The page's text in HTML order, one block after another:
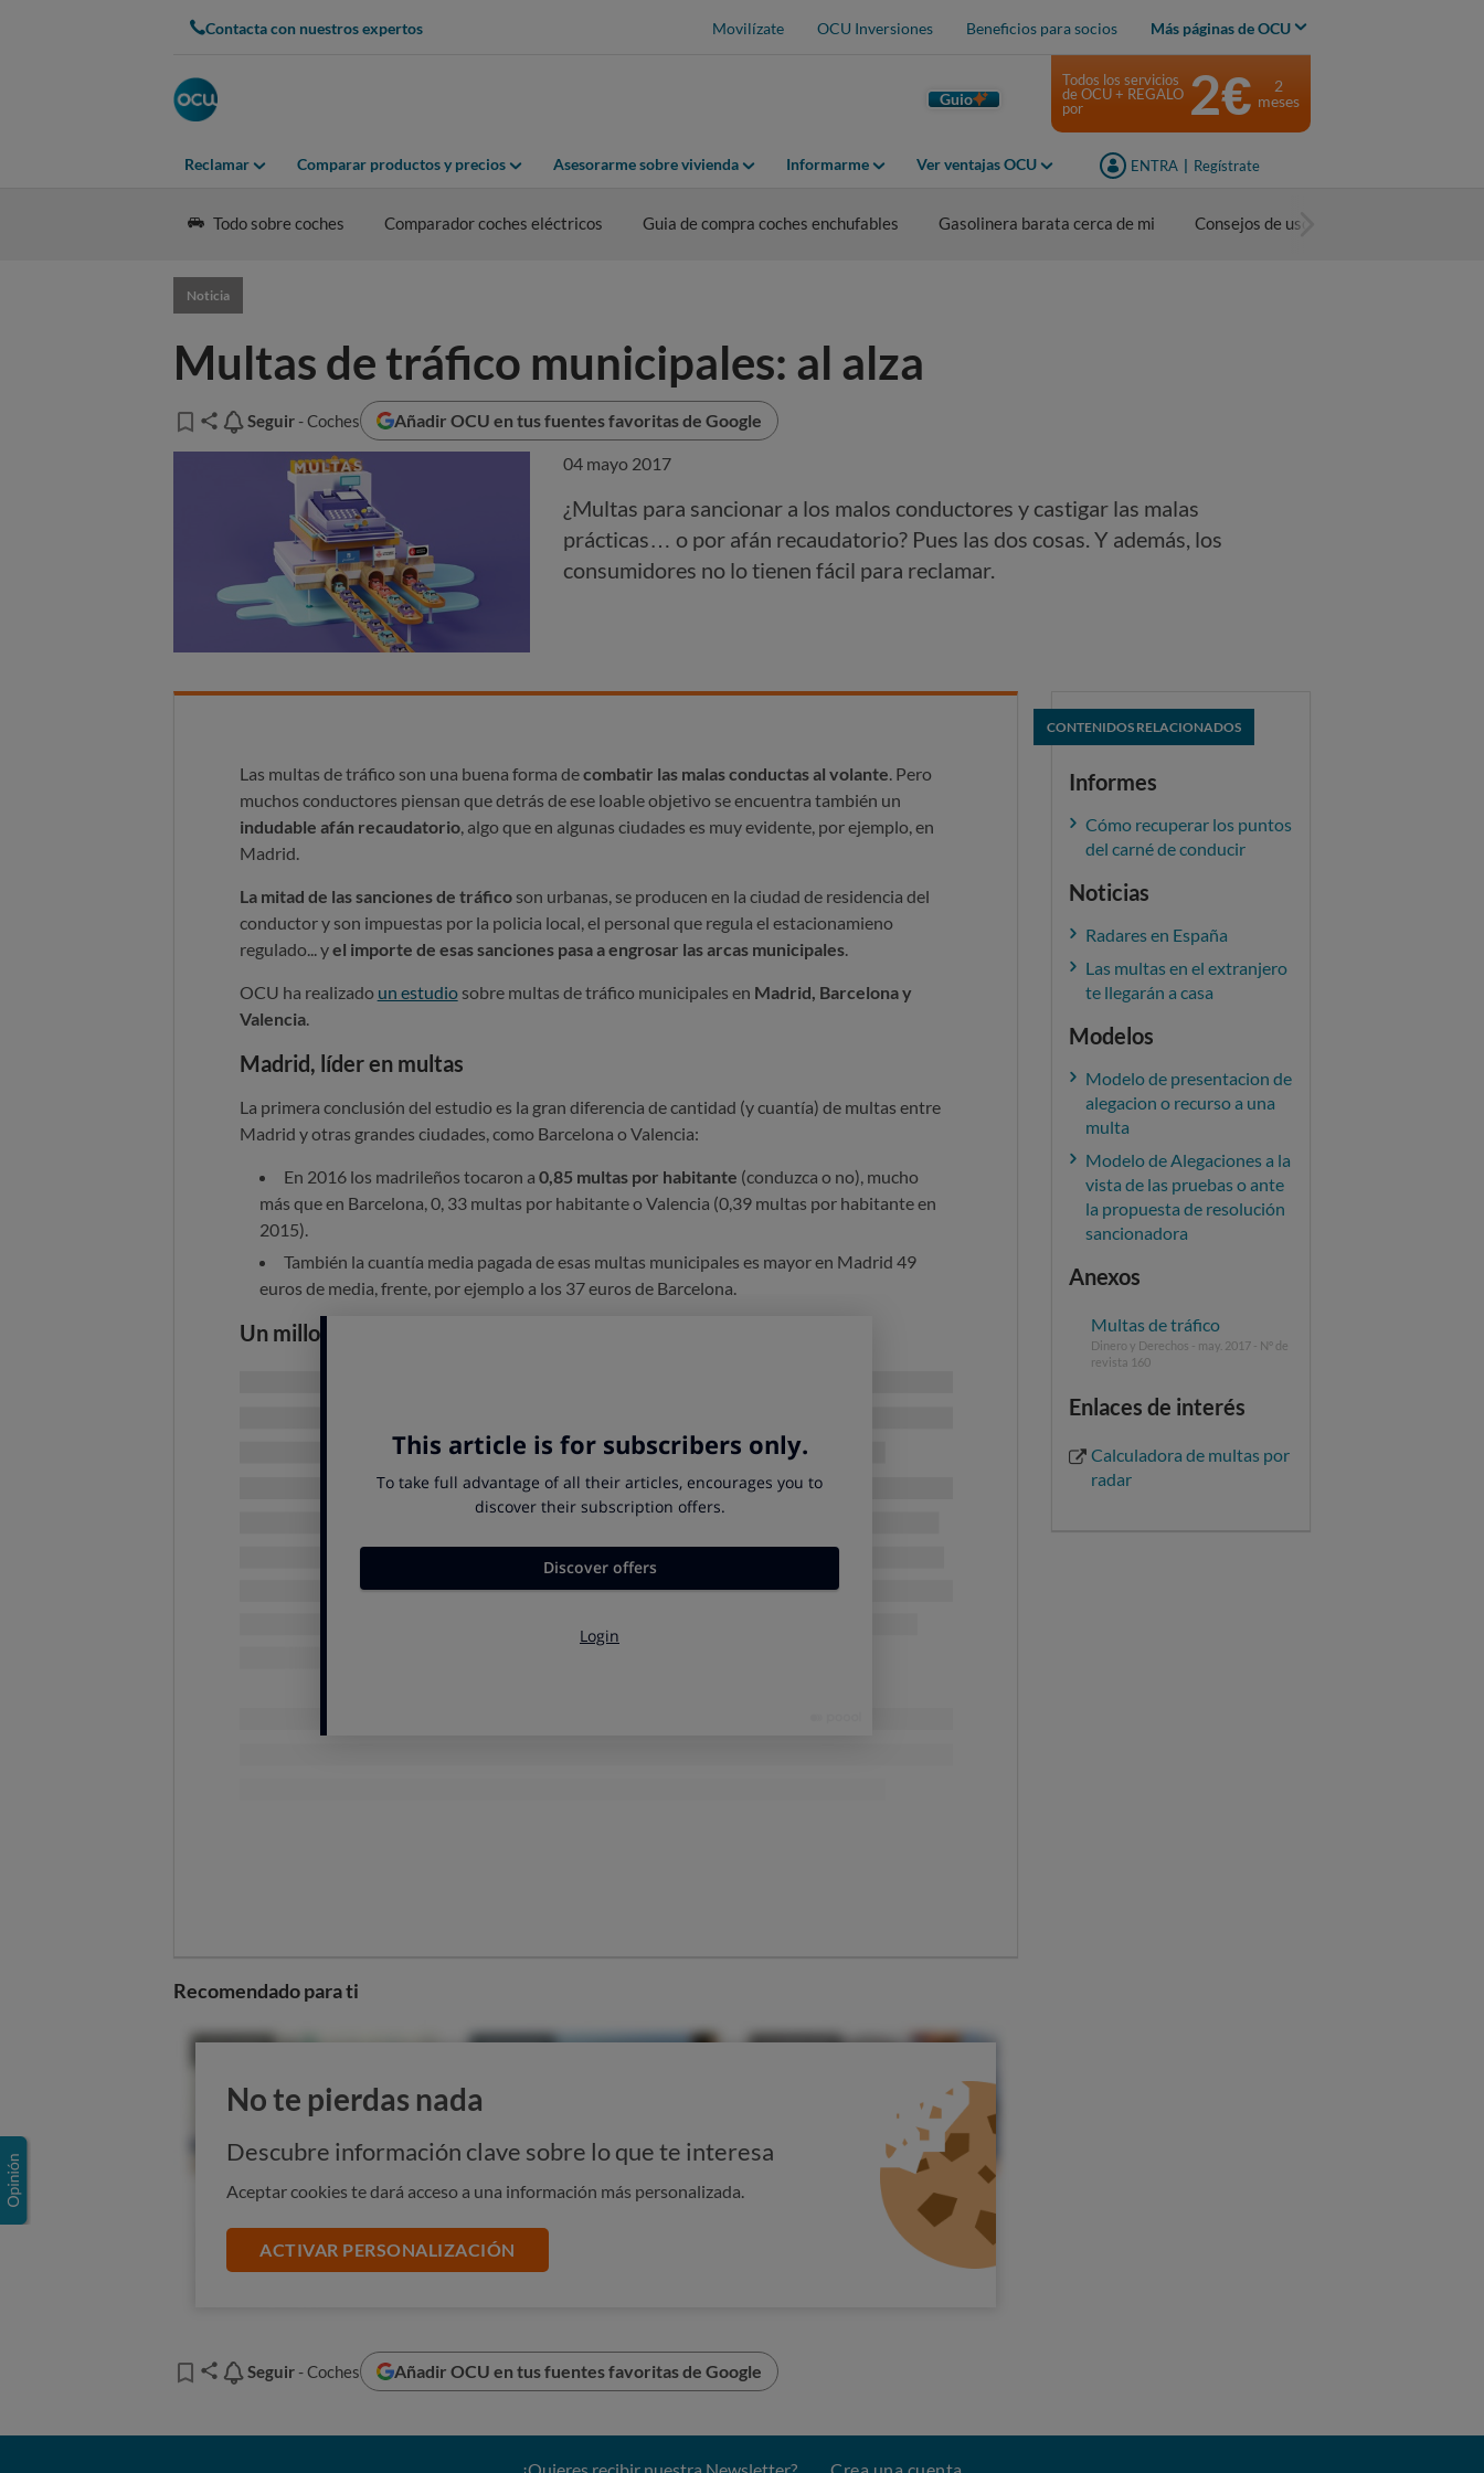
Contacta con nuestros expertos Movilízate OCU Inversiones Beneficios para socios Más páginas de OCU
Guio
Reclamar Comparar productos y precios Asesorarme sobre vivienda Informarme Ver ventajas OCU ENTRA Regístrate
Todos los servicios
de OCU + REGALO
por
2€
2
meses
Todo sobre coches Comparador coches eléctricos Guia de compra coches enchufables Gasolinera barata cerca de mi Consejos de uso
Noticia
Multas de tráfico municipales: al alza
Seguir
Seguir - Coches Añadir OCU en tus fuentes favoritas de Google
04 mayo 2017
¿Multas para sancionar a los malos conductores y castigar las malas
prácticas… o por afán recaudatorio? Pues las dos cosas. Y además, los
consumidores no lo tienen fácil para reclamar.
Las multas de tráfico son una buena forma decombatir las malas conductas al volante . Pero
muchos conductores piensan que detrás de ese loable objetivo se encuentra también un
indudable afán recaudatorio, algo que en algunas ciudades es muy evidente, por ejemplo, en
Madrid.
La mitad de las sanciones de tráfico son urbanas, se producen en la ciudad de residencia del
conductor y son impuestas por la policia local, el personal que regula el estacionamieno
regulado... yel importe de esas sanciones pasa a engrosar las arcas municipales.
OCU ha realizado un estudiosobre multas de tráfico municipales en Madrid, Barcelona y
Valencia.
Madrid, líder en multas
La primera conclusión del estudio es la gran diferencia de cantidad (y cuantía) de multas entre
Madrid y otras grandes ciudades, como Barcelona o Valencia:
En 2016 los madrileños tocaron a 0,85 multas por habitante (conduzca o no), mucho
más que en Barcelona, 0, 33 multas por habitante o Valencia (0,39 multas por habitante en
2015).
También la cuantía media pagada de esas multas municipales es mayor en Madrid 49
euros de media, frente, por ejemplo a los 37 euros de Barcelona.
Un millon de multas por aparcar mal
sanciones que dependen de cámaras y radares: multas por circular por una zona solo para
residentes, por rebasar semáforos en rojo y por exceso de velocidad.
Recomendado para ti
No te pierdas nada
Descubre información clave sobre lo que te interesa
Aceptar cookies te dará acceso a una información más personalizada.
ACTIVAR PERSONALIZACIÓN
CONTENIDOS RELACIONADOS
Informes
Cómo recuperar los puntos
del carné de conducir
Noticias
Radares en España
Las multas en el extranjero
te llegarán a casa
Modelos
Modelo de presentacion de
alegacion o recurso a una
multa
Modelo de Alegaciones a la
vista de las pruebas o ante
la propuesta de resolución
sancionadora
Anexos
Multas de tráfico
Dinero y Derechos - may. 2017 - Nº de
revista 160
Enlaces de interés
Calculadora de multas por
radar
Seguir
Seguir - Coches Añadir OCU en tus fuentes favoritas de Google